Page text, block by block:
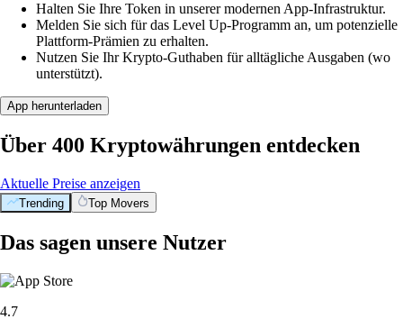
Halten Sie Ihre Token in unserer modernen App-Infrastruktur.
Melden Sie sich für das Level Up-Programm an, um potenzielle
Plattform-Prämien zu erhalten.
Nutzen Sie Ihr Krypto-Guthaben für alltägliche Ausgaben (wo
unterstützt).
App herunterladen
Über 400 Kryptowährungen entdecken
Aktuelle Preise anzeigen
Trending Top Movers
Das sagen unsere Nutzer
4.7